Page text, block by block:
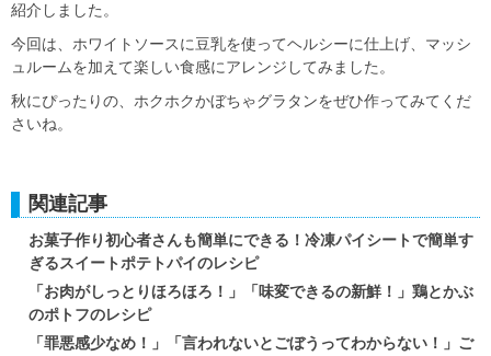
紹介しました。
今回は、ホワイトソースに豆乳を使ってヘルシーに仕上げ、マッシ
ュルームを加えて楽しい食感にアレンジしてみました。
秋にぴったりの、ホクホクかぼちゃグラタンをぜひ作ってみてくだ
さいね。
関連記事
お菓子作り初心者さんも簡単にできる！冷凍パイシートで簡単す
ぎるスイートポテトパイのレシピ
「お肉がしっとりほろほろ！」「味変できるの新鮮！」鶏とかぶ
のポトフのレシピ
「罪悪感少なめ！」「言われないとごぼうってわからない！」ご